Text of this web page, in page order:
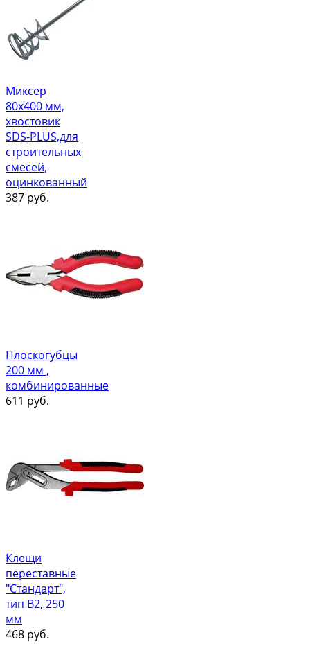
Миксер
80х400 мм,
хвостовик
SDS-PLUS,для
строительных
смесей,
оцинкованный
387 руб.
Плоскогубцы
200 мм ,
комбинированные
611 руб.
Клещи
переставные
"Стандарт",
тип В2, 250
мм
468 руб.